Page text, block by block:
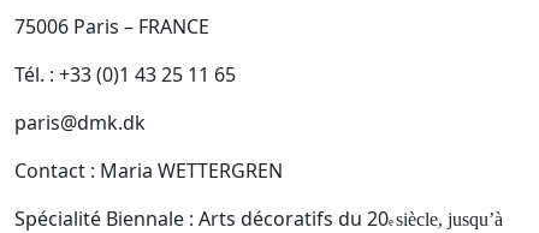
75006 Paris – FRANCE
Tél. : +33 (0)1 43 25 11 65
paris@dmk.dk
Contact : Maria WETTERGREN
Spécialité Biennale : Arts décoratifs du 20e siècle, jusqu’à